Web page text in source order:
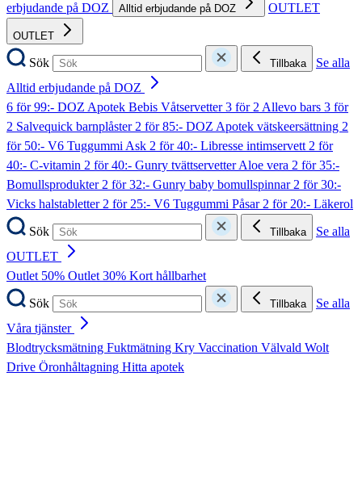
erbjudande på DOZ
Alltid erbjudande på DOZ OUTLET
OUTLET
Sök Tillbaka
Se alla
Alltid erbjudande på DOZ
6 för 99:- DOZ Apotek Bebis Våtservetter3 för 2 Allevo bars 3 för
2 Salvequick barnplåster2 för 85:- DOZ Apotek vätskeersättning 2
för 50:- V6 Tuggummi Ask 2 för 40:- Libresse intimservett2 för
40:- C-vitamin 2 för 40:- Gunry tvättservetter Aloe vera 2 för 35:-
Bomullsprodukter2 för 32:- Gunry baby bomullspinnar2 för 30:-
Vicks halstabletter2 för 25:- V6 Tuggummi Påsar2 för 20:- Läkerol
Sök
Tillbaka
Se alla
OUTLET
Outlet 50% Outlet 30% Kort hållbarhet
Sök
Tillbaka
Se alla
Våra tjänster
Blodtrycksmätning Fuktmätning Kry Vaccination Välvald Wolt
Drive Öronhåltagning Hitta apotek